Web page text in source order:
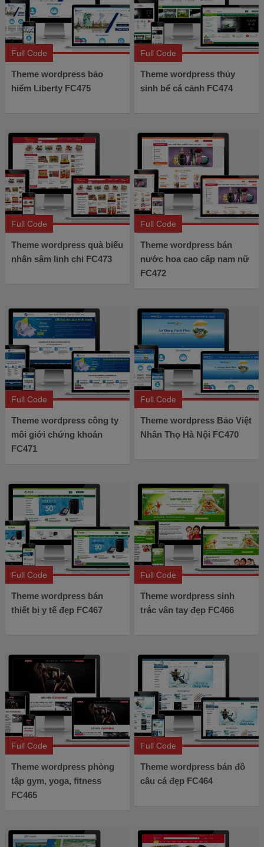
Full Code
Theme wordpress bảo
hiểm Liberty FC475
Full Code
Theme wordpress thủy
sinh bể cá cảnh FC474
Full Code
Theme wordpress quà biếu
nhân sâm linh chi FC473
Full Code
Theme wordpress bán
nước hoa cao cấp nam nữ
FC472
Full Code
Theme wordpress công ty
môi giới chứng khoán
FC471
Full Code
Theme wordpress Bảo Việt
Nhân Thọ Hà Nội FC470
Full Code
Theme wordpress bán
thiết bị y tế đẹp FC467
Full Code
Theme wordpress sinh
trắc vân tay đẹp FC466
Full Code
Theme wordpress phòng
tập gym, yoga, fitness
FC465
Full Code
Theme wordpress bán đồ
câu cá đẹp FC464